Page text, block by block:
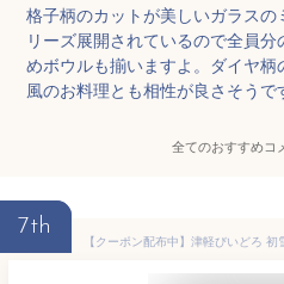
格子柄のカットが美しいガラス
リーズ展開されているので全員
めボウルも揃いますよ。ダイヤ
風のお料理とも相性が良さそうで
全てのおすすめコ
7th